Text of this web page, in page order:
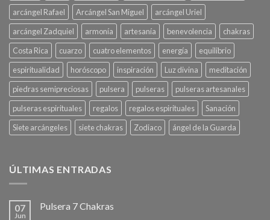
arcángel Rafael
Arcángel San Miguel
arcángel Uriel
arcángel Zadquiel
armonía artesanía benevolencia
chakras
Costa Rica
cuarzo cuatro elementos energía
equilibrio
espiritualidad
horóscopo inspiración Luz divina
meditación
piedras semipreciosas
pulsera pulseras
pulseras artesanales
pulseras espirituales
regalos regalos espirituales
Sanación
Siete arcángeles
siete chakras Zodiaco ángel de la Guarda
ÚLTIMAS ENTRADAS
07
Jun
Pulsera 7 Chakras